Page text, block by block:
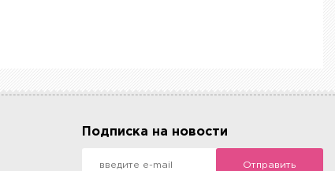
Подписка на новости
Отправить